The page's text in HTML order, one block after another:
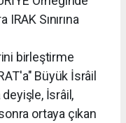
Sınırına
birleştirme
Büyük İsrâil
İsrâil,
ortaya çıkan